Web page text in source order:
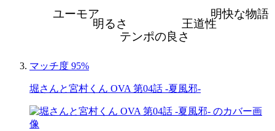
明快な物語
王道性
テンポの良さ
明るさ
ユーモア
マッチ度 95%
堀さんと宮村くん OVA 第04話 -夏風邪-